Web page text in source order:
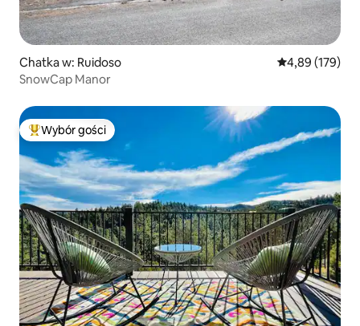
Chatka w: Ruidoso Średnia
4,89 (179)
SnowCap Manor
Najpopularniejsze z kategorii Wybór gości
Wybór gości